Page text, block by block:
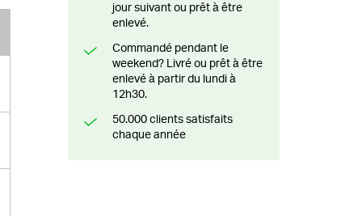
jour suivant ou prêt à être
enlevé.
Commandé pendant le
weekend? Livré ou prêt à être
enlevé à partir du lundi à
12h30.
50.000 clients satisfaits
chaque année